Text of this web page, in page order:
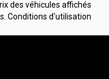
des véhicules affichés
Conditions d'utilisation